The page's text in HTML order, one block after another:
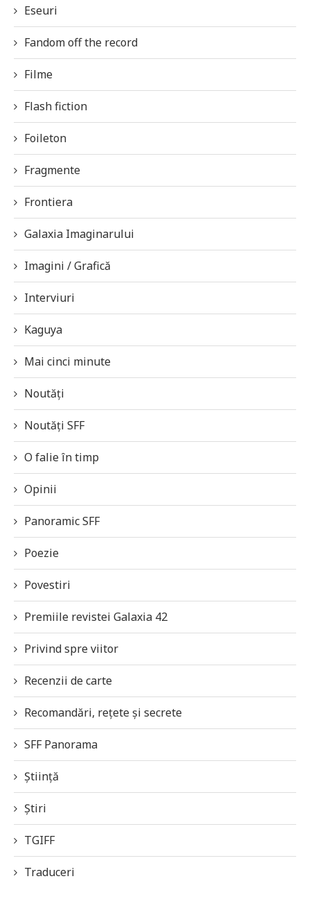
Eseuri
Fandom off the record
Filme
Flash fiction
Foileton
Fragmente
Frontiera
Galaxia Imaginarului
Imagini / Grafică
Interviuri
Kaguya
Mai cinci minute
Noutăți
Noutăți SFF
O falie în timp
Opinii
Panoramic SFF
Poezie
Povestiri
Premiile revistei Galaxia 42
Privind spre viitor
Recenzii de carte
Recomandări, rețete și secrete
SFF Panorama
Știință
Știri
TGIFF
Traduceri